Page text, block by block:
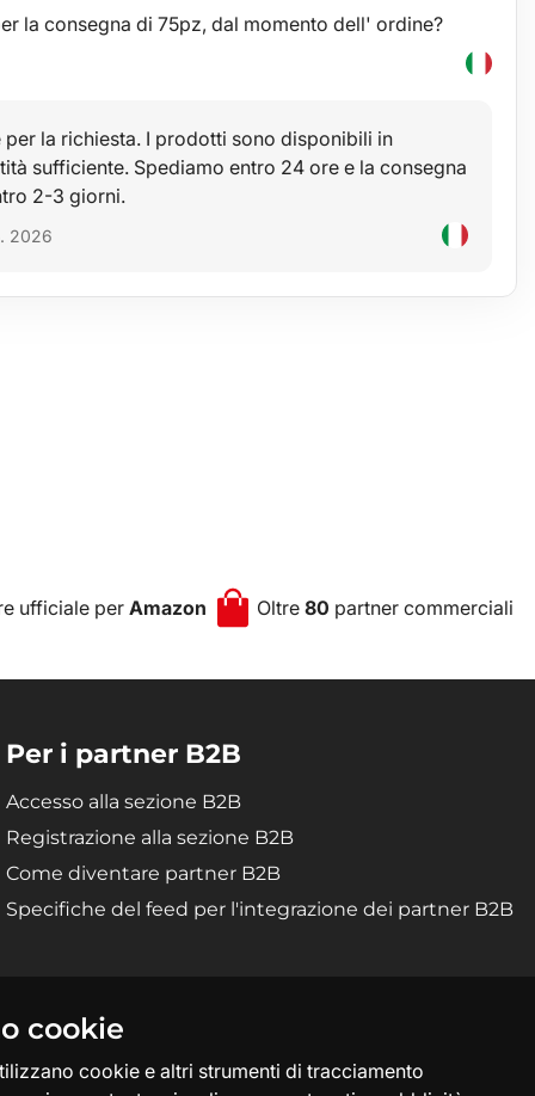
la consegna di 75pz, dal momento dell' ordine?
la richiesta. I prodotti sono disponibili in
sufficiente. Spediamo entro 24 ore e la consegna
2-3 giorni.
2026
ufficiale per Amazon Oltre80 partner commerciali
Per i partner B2B
Accesso alla sezione B2B
Registrazione alla sezione B2B
Come diventare partner B2B
Specifiche del feed per l'integrazione dei partner B2B
cookie
cookie e altri strumenti di tracciamento